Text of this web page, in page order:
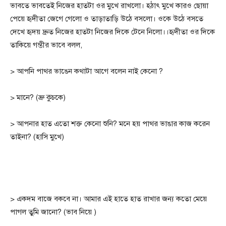
ভাবতে ভাবতেই নিজের হাতটা ওর মুখে রাখলো। হঠাৎ মুখে কারও ছোয়া
পেয়ে হৃদীতা জেগে গেলো ও তাড়াতাড়ি উঠে বসলো। ওকে উঠে বসতে
দেখে হৃদয় দ্রুত নিজের হাতটা নিজের দিকে টেনে নিলো।।হৃদীতা ওর দিকে
তাকিয়ে গম্ভীর ভাবে বলল,
> আপনি পাথর ভাঙেন কথাটা আগে বলেন নাই কেনো ?
> মানে? (ভ্রু কুচকে)
> আপনার হাত এতো শক্ত কেনো শুনি? মনে হয় পাথর ভাঙার কাজ করেন
তাইনা? (হাসি মুখে)
> একদম বাজে বকবে না। আমার এই হাতে হাত রাখার জন্য কতো মেয়ে
পাগল তুমি জানো? (ভাব নিয়ে )